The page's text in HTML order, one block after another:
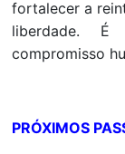
fortalecer a
liberdade. É
compromisso
PRÓXIMOS